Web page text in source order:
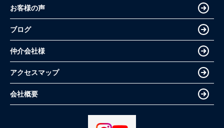
お客様の声
ブログ
仲介会社様
アクセスマップ
会社概要